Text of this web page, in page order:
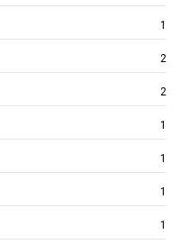
1
2
2
1
1
1
1